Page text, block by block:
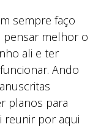
sempre faço
pensar melhor o
ali e ter
Ando
planos para
reunir por aqui